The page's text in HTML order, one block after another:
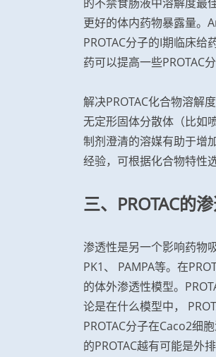
更好的体内药物暴露量。
PROTAC分子的I期临床
药可以提高一些PROTAC
解决PROTAC化合物溶解
无定形固体分散体（比如
制剂澄清的溶媒有助于增
经验，可根据化合物特性
三、PROTAC的
渗透性是另一个影响药物
PK1、 PAMPA等。在
的体外渗透性模型。
论是在什么模型中，
PROTAC分子在Caco2细
的PROTAC越有可能是外